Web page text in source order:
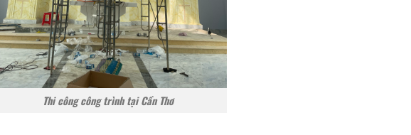
Thi công công trình tại Cần Thơ